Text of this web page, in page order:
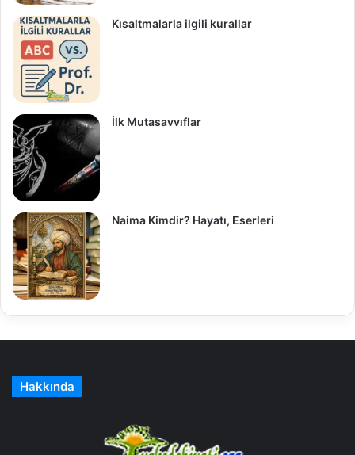
Kısaltmalarla ilgili kurallar
İlk Mutasavvıflar
Naima Kimdir? Hayatı, Eserleri
Hakkında